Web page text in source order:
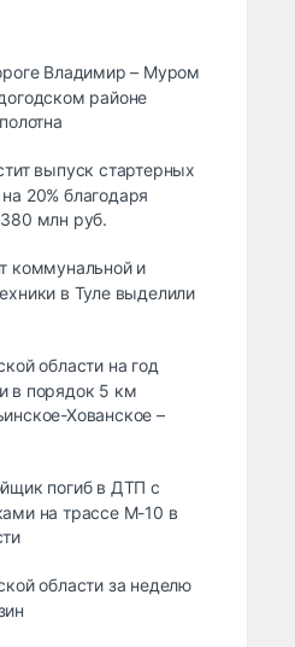
Владимир – Муром
районе
выпуск стартерных
20% благодаря
млн руб.
коммунальной и
в Туле выделили
области на год
в порядок 5 км
Хованское –
погиб в ДТП с
на трассе М-10 в
области за неделю